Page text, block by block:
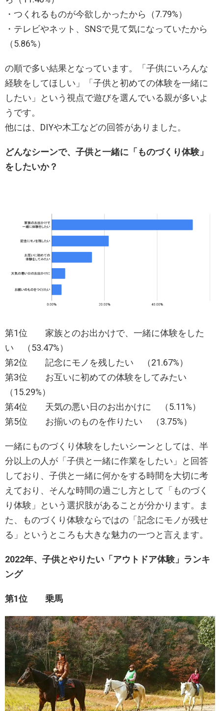
・つくれるものが今欲しかったから（7.79%）
・テレビやネット、SNSで見て気になっていたから
（5.86%）
の順で多い結果となっています。「子供にいろんな
経験をしてほしい」「子供と初めての体験を一緒に
したい」という視点で遊びを選んでいる親が多いよ
うです。
他には、DIYや木工などの回答がありました。
どんなシーンで、子供と一緒に「ものづくり体験」
をしたいか？
第1位 家族とのお出かけで、一緒に体験をした
い （53.47%）
第2位 記念にモノを残したい （21.67%）
第3位 お互いに初めての体験をしてみたい
（15.29%）
第4位 天気の悪い日のお出かけに （5.11%）
第5位 お揃いのものを作りたい （3.75%）
一緒にものづくり体験をしたいシーンとしては、半
分以上の人が「子供と一緒に作業をしたい」と回答
しており、子供と一緒に何かをする時間を大切に考
えており、そんな時間の過ごし方として「ものづく
り体験」という選択肢があることが分かります。ま
た、ものづくり体験ならではの「記念にモノが残せ
る」というところも大きな魅力の一つと言えます。
2022年、子供とやりたい「アウトドア体験」ランキ
ング
第1位 乗馬